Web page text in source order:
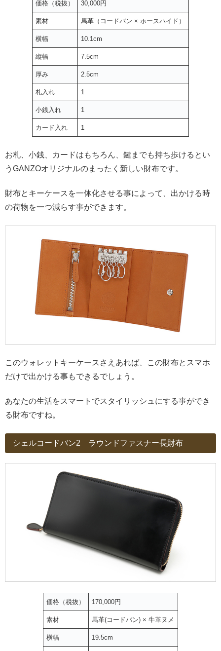
価格（税抜） 30,000円
素材 馬革（コードバン × ホースハイド）
横幅 10.1cm
縦幅 7.5cm
厚み 2.5cm
札入れ 1
小銭入れ 1
カード入れ 1
お札、小銭、カードはもちろん、鍵までも持ち歩けるとい
うGANZOオリジナルのまったく新しい財布です。
財布とキーケースを一体化させる事によって、出かける時
の荷物を一つ減らす事ができます。
このウォレットキーケースさえあれば、この財布とスマホ
だけで出かける事もできるでしょう。
あなたの生活をスマートでスタイリッシュにする事ができ
る財布ですね。
シェルコードバン2 ラウンドファスナー長財布
価格（税抜） 170,000円
素材 馬革(コードバン) × 牛革ヌメ
横幅 19.5cm